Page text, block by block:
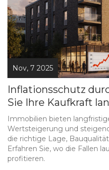
Nov, 7 2025
Inflationsschutz
Sie Ihre Kaufkraft
wo die Fallen laufen
Immobilien bieten
Wertsteigerung und
die richtige Lage,
Erfahren Sie, wo die Fallen
profitieren.